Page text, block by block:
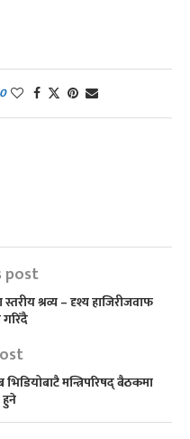
0
post
श्रव्य – दृश्य हाजिरीजवाफ
गरिँदै
मन्त्रिपरिषद् बैठकमा